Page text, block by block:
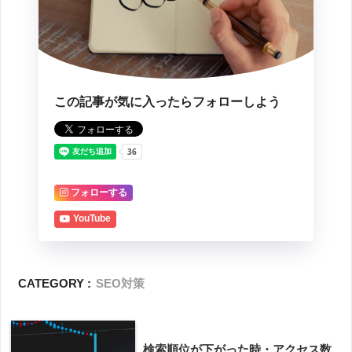
この記事が気に入ったらフォローしよう
フォローする
YouTube
CATEGORY : SEO対策
検索順位が下がった時・アクセス数